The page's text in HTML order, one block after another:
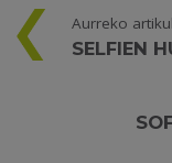
Aurreko
SELFIEN